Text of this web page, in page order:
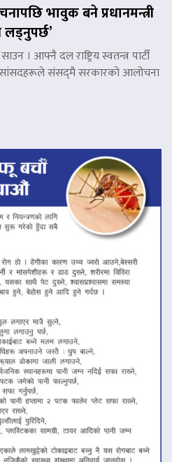
भावुक बने प्रधानमन्त्री
। आफ्नै दल राष्ट्रिय स्वतन्त्र पार्टी
सांसदहरूले संसद्‌मै सरकारको आलोचना